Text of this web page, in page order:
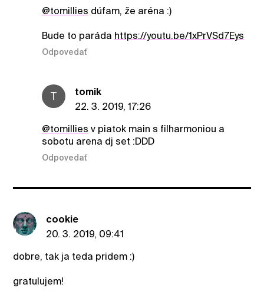
@tomillies dúfam, že aréna :)
Bude to paráda https://youtu.be/1xPrVSd7Eys
Odpovedať
T
tomik
22. 3. 2019, 17:26
@tomillies v piatok main s filharmoniou a
sobotu arena dj set :DDD
Odpovedať
cookie
20. 3. 2019, 09:41
dobre, tak ja teda pridem :)
gratulujem!